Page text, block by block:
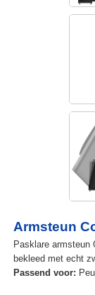
Armsteun
Pasklare armsteun
bekleed met echt
Passend voor: